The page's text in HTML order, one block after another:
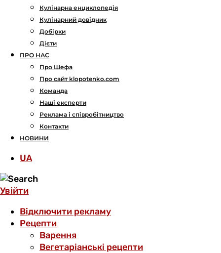
Кулінарна енциклопедія
Кулінарний довідник
Добірки
Дієти
ПРО НАС
Про Шефа
Про сайт klopotenko.com
Команда
Наші експерти
Реклама і співробітництво
Контакти
НОВИНИ
UA
Увійти
Відключити рекламу
Рецепти
Варення
Вегетаріанські рецепти